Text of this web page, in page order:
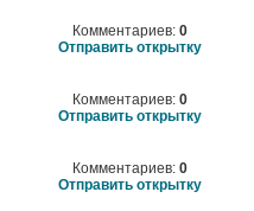
Комментариев: 0
Отправить открытку
Комментариев: 0
Отправить открытку
Комментариев: 0
Отправить открытку